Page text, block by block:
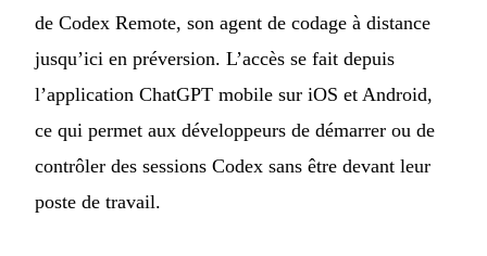
de Codex Remote, son agent de codage à distance
jusqu’ici en préversion. L’accès se fait depuis
l’application ChatGPT mobile sur iOS et Android,
ce qui permet aux développeurs de démarrer ou de
contrôler des sessions Codex sans être devant leur
poste de travail.